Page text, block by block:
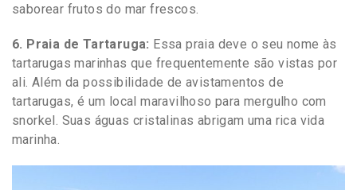
saborear frutos do mar frescos.
6. Praia de Tartaruga: Essa praia deve o seu nome às
tartarugas marinhas que frequentemente são vistas por
ali. Além da possibilidade de avistamentos de
tartarugas, é um local maravilhoso para mergulho com
snorkel. Suas águas cristalinas abrigam uma rica vida
marinha.